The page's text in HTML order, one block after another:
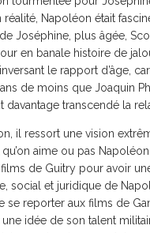
réalité, Napoléon était
Joséphine, plus âgée,
en banale histoire de
le rapport d’âge,
de moins que Joaquin
davantage transcendé la
il ressort une vision
aime ou pas
de Guitry pour avoir
social et juridique de
se reporter aux films de
idée de son talent